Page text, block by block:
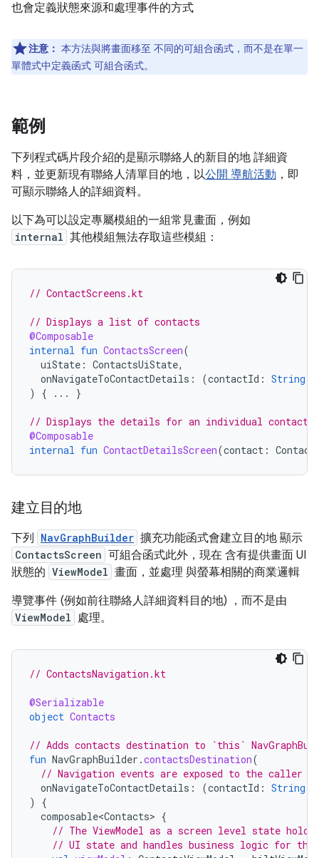
也會定義狀態來源和處理事件的方式
注意： 本方法與將畫面移至 不同的可組合函式，而不是在單一
單體式中定義函式 可組合函式。
範例
下列程式碼片段介紹的是顯示聯絡人的新目的地 詳細資
料，並更新現有聯絡人清單目的地，以公開 導航活動 ，即
可顯示聯絡人的詳細資料。
以下為可以設定專屬模組的一組常見畫面，例如
internal 其他模組無法存取這些模組：
// ContactScreens.kt
// Displays a list of contacts
@Composable
internal fun ContactsScreen(
uiState : ContactsUiState,
onNavigateToContactDetails : (contactId : String
)
{ ... }
// Displays the details for an individual contact
@Composable
internal fun ContactDetailsScreen(contact :
建立目的地
下列 NavGraphBuilder 擴充功能函式會建立目的地 顯示
ContactsScreen 可組合函式此外，現在 含有提供畫面 UI
狀態的 ViewModel 畫面，並處理 與螢幕相關的商業邏輯
導覽事件 (例如前往聯絡人詳細資料目的地) ，而不是由
ViewModel 處理。
// ContactsNavigation.kt
@Serializable
object Contacts
// Adds contacts destination to `this`
fun NavGraphBuilder .contactsDestination(
// Navigation events are exposed to the caller
onNavigateToContactDetails : (contactId : String
)
{
composable<Contacts> {
// The ViewModel as a screen level state
// UI state and handles business logic for the